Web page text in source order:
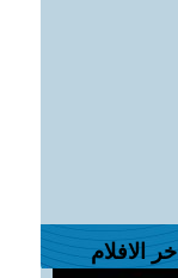
اخر الافلام